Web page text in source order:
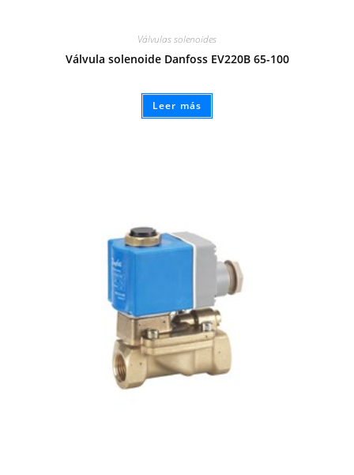
Válvulas solenoides
Válvula solenoide Danfoss EV220B 65-100
Leer más